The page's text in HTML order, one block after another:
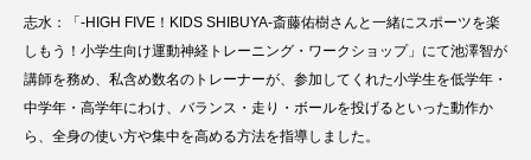
志水：「-HIGH FIVE！KIDS SHIBUYA-斎藤佑樹さんと一緒にスポーツを楽
しもう！小学生向け運動神経トレーニング・ワークショップ」にて池澤智が
講師を務め、私含め数名のトレーナーが、参加してくれた小学生を低学年・
中学年・高学年にわけ、バランス・走り・ボールを投げるといった動作か
ら、全身の使い方や集中を高める方法を指導しました。